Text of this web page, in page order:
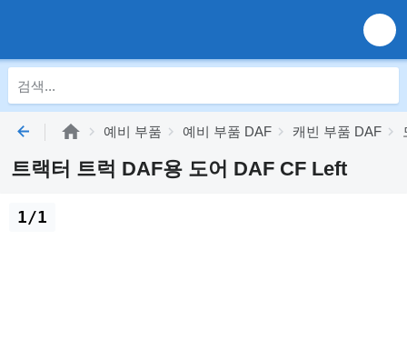
예비 부품 예비 부품 DAF 캐빈 부품 DAF
트랙터 트럭 DAF용 도어 DAF CF Left
1/1